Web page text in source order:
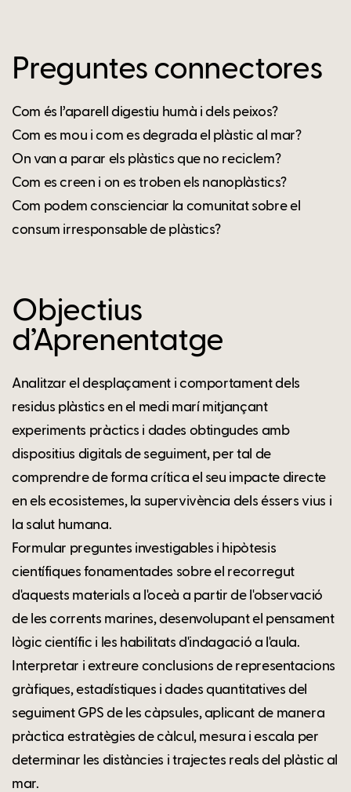
Preguntes connectores
Com és l’aparell digestiu humà i dels peixos?
Com es mou i com es degrada el plàstic al mar?
On van a parar els plàstics que no reciclem?
Com es creen i on es troben els nanoplàstics?
Com podem conscienciar la comunitat sobre el
consum irresponsable de plàstics?
Objectius
d’Aprenentatge
Analitzar el desplaçament i comportament dels
residus plàstics en el medi marí mitjançant
experiments pràctics i dades obtingudes amb
dispositius digitals de seguiment, per tal de
comprendre de forma crítica el seu impacte directe
en els ecosistemes, la supervivència dels éssers vius i
la salut humana.
Formular preguntes investigables i hipòtesis
científiques fonamentades sobre el recorregut
d'aquests materials a l'oceà a partir de l'observació
de les corrents marines, desenvolupant el pensament
lògic científic i les habilitats d'indagació a l'aula.
Interpretar i extreure conclusions de representacions
gràfiques, estadístiques i dades quantitatives del
seguiment GPS de les càpsules, aplicant de manera
pràctica estratègies de càlcul, mesura i escala per
determinar les distàncies i trajectes reals del plàstic al
mar.